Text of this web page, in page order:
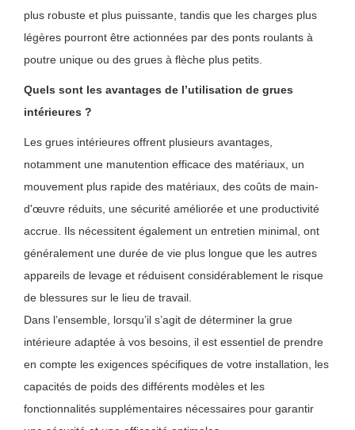
plus robuste et plus puissante, tandis que les charges plus
légères pourront être actionnées par des ponts roulants à
poutre unique ou des grues à flèche plus petits.
Quels sont les avantages de l’utilisation de grues
intérieures ?
Les grues intérieures offrent plusieurs avantages,
notamment une manutention efficace des matériaux, un
mouvement plus rapide des matériaux, des coûts de main-
d'œuvre réduits, une sécurité améliorée et une productivité
accrue. Ils nécessitent également un entretien minimal, ont
généralement une durée de vie plus longue que les autres
appareils de levage et réduisent considérablement le risque
de blessures sur le lieu de travail.
Dans l’ensemble, lorsqu’il s’agit de déterminer la grue
intérieure adaptée à vos besoins, il est essentiel de prendre
en compte les exigences spécifiques de votre installation, les
capacités de poids des différents modèles et les
fonctionnalités supplémentaires nécessaires pour garantir